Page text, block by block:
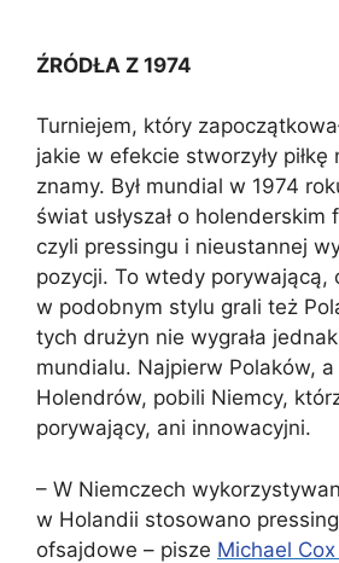
ŹRÓDŁA Z 1974
Turniejem, który
jakie w efekcie stworzyły piłkę
znamy. Był mundial w 1974
świat usłyszał o
czyli pressingu i nieustannej
pozycji. To wtedy porywającą,
w podobnym stylu grali też
tych drużyn nie wygrała
mundialu. Najpierw Polaków,
Holendrów, pobili Niemcy,
porywający, ani innowacyjni.
– W Niemczech
w Holandii stosowano pressing
ofsajdowe – pisze Michael